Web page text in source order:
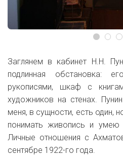
Заглянем в кабинет Н.Н.
подлинная обстановка:
рукописями, шкаф с
художников на стенах.
меня, в сущности, есть один,
понимать живопись и умею
Личные отношения с
сентябре 1922-го года.